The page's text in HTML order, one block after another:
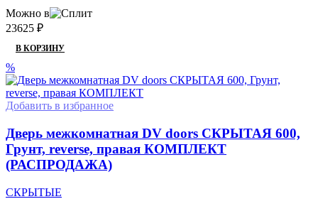
Можно в
23625 ₽
В КОРЗИНУ
%
Добавить в избранное
Дверь межкомнатная DV doors СКРЫТАЯ 600,
Грунт, reverse, правая КОМПЛЕКТ
(РАСПРОДАЖА)
СКРЫТЫЕ